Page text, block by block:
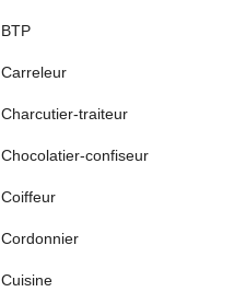
BTP
Carreleur
Charcutier-traiteur
Chocolatier-confiseur
Coiffeur
Cordonnier
Cuisine